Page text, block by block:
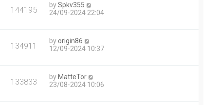
144195 bySpkv355
24/09-2024 22:04
134911 byorigin86
12/09-2024 10:37
133833 by MatteTor
23/08-2024 10:06